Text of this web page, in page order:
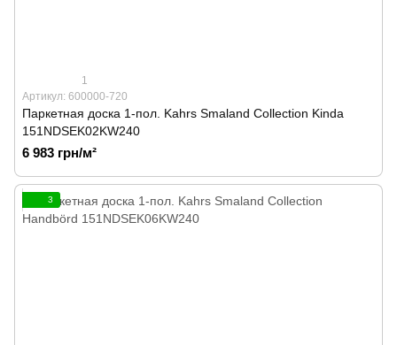
1
Артикул: 600000-720
Паркетная доска 1-пол. Kahrs Smaland Collection Kinda
151NDSEK02KW240
6 983 грн/м²
3